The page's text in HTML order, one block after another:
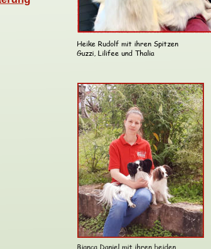
Heike Rudolf mit ihren Spitzen
Guzzi, Lilifee und Thalia
Bianca Daniel mit ihren beiden